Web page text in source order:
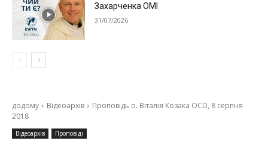
Захарченка ОМІ
31/07/2026